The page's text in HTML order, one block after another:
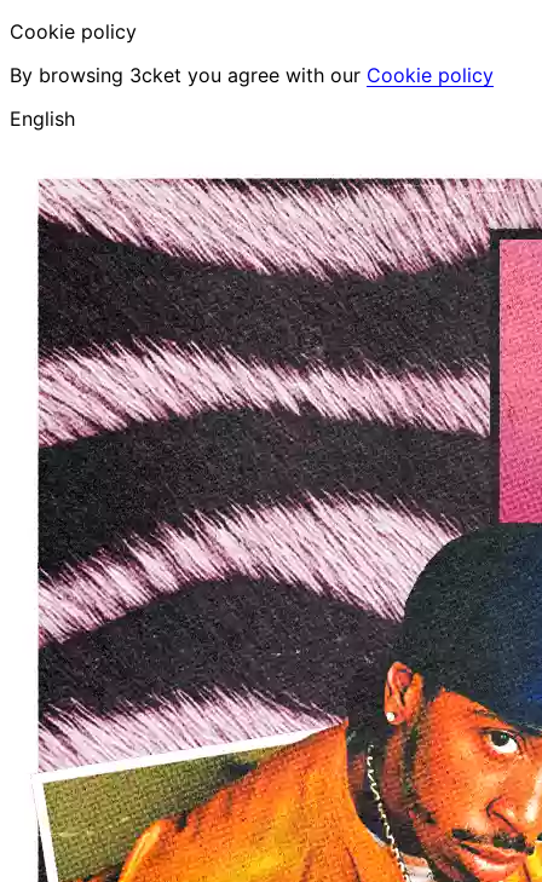
Cookie policy
By browsing 3cket you agree with our Cookie policy
English